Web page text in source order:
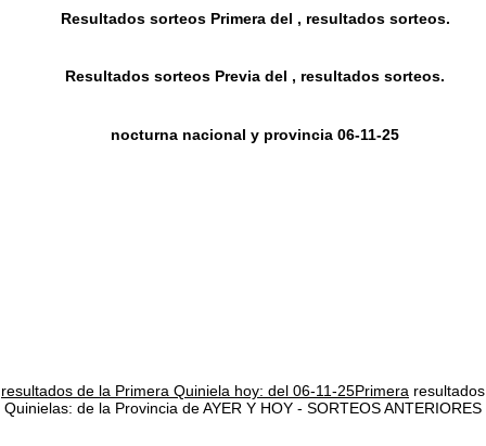
Resultados sorteos Primera del , resultados sorteos.
Resultados sorteos Previa del , resultados sorteos.
nocturna nacional y provincia 06-11-25
resultados de la Primera Quiniela hoy: del 06-11-25Primera resultados
Quinielas: de la Provincia de AYER Y HOY - SORTEOS ANTERIORES